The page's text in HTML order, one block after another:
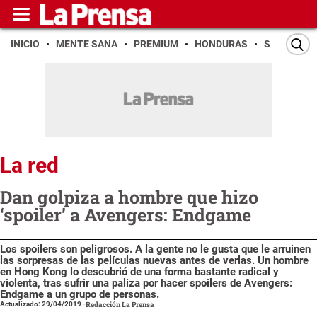
INICIO MENTE SANA PREMIUM HONDURAS SAN PEDRO
La red
Dan golpiza a hombre que hizo
‘spoiler’ a Avengers: Endgame
Los spoilers son peligrosos. A la gente no le gusta que le arruinen
las sorpresas de las películas nuevas antes de verlas. Un hombre
en Hong Kong lo descubrió de una forma bastante radical y
violenta, tras sufrir una paliza por hacer spoilers de Avengers:
Endgame a un grupo de personas.
Actualizado: 29/04/2019-Redacción La Prensa